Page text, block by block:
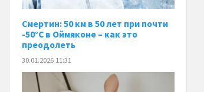
Смертин: 50 км в 50 лет при почти
-50°C в Оймяконе – как это
преодолеть
30.01.2026 11:31